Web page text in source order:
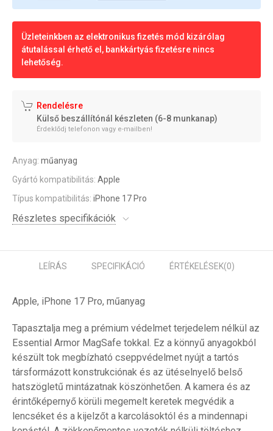
Üzleteinkben az elektronikus fizetés mód kizárólag
átutalással érhető el, bankkártyás fizetésre nincs
lehetőség.
Rendelésre
Külső beszállítónál készleten (6-8 munkanap)
Érdeklődj telefonon vagy e-mailben!
Anyag: műanyag
Gyártó kompatibilitás: Apple
Típus kompatibilitás: iPhone 17 Pro
Részletes specifikációk
LEÍRÁS SPECIFIKÁCIÓ ÉRTÉKELÉSEK(0)
Apple, iPhone 17 Pro, műanyag
Tapasztalja meg a prémium védelmet terjedelem nélkül az
Essential Armor MagSafe tokkal. Ez a könnyű anyagokból
készült tok megbízható cseppvédelmet nyújt a tartós
társformázott konstrukciónak és az ütéselnyelő belső
hatszögletű mintázatnak köszönhetően. A kamera és az
érintőképernyő körüli megemelt keretek megvédik a
lencséket és a kijelzőt a karcolásoktól és a mindennapi